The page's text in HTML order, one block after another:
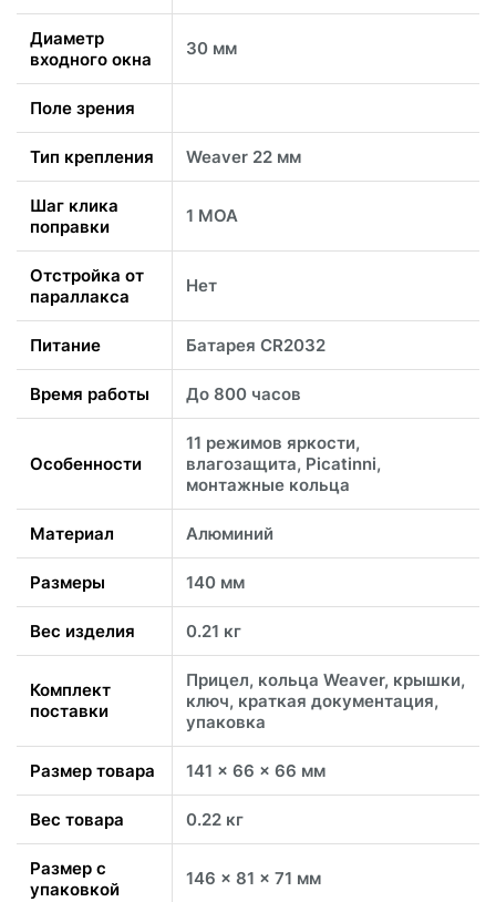
Диаметр
входного окна
30 мм
Поле зрения
Тип крепления Weaver 22 мм
Шаг клика
поправки
1 MOA
Отстройка от
параллакса
Нет
Питание Батарея CR2032
Время работы До 800 часов
Особенности
11 режимов яркости,
влагозащита, Picatinni,
монтажные кольца
Материал Алюминий
Размеры 140 мм
Вес изделия 0.21 кг
Комплект
поставки
Прицел, кольца Weaver, крышки,
ключ, краткая документация,
упаковка
Размер товара 141 x 66 x 66 мм
Вес товара 0.22 кг
Размер с
упаковкой
146 x 81 x 71 мм